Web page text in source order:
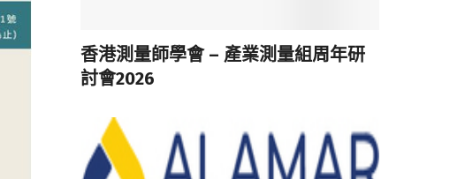
香港測量師學會 – 產業測量組周年研
討會2026